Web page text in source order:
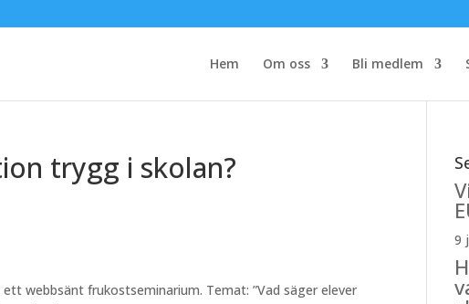
Hem Om oss Bli medlem
trygg i skolan?
webbsänt frukostseminarium. Temat: ”Vad säger elever
9